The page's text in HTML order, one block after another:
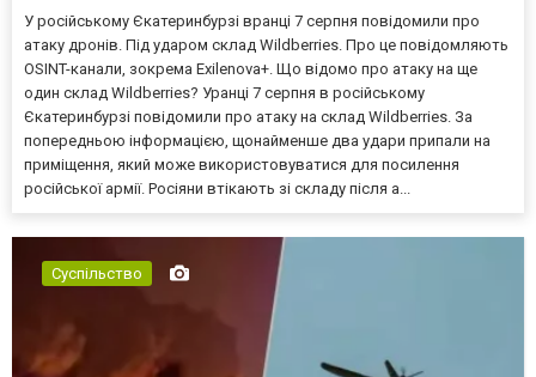
У російському Єкатеринбурзі вранці 7 серпня повідомили про
атаку дронів. Під ударом склад Wildberries. Про це повідомляють
OSINT-канали, зокрема Exilenova+. Що відомо про атаку на ще
один склад Wildberries? Уранці 7 серпня в російському
Єкатеринбурзі повідомили про атаку на склад Wildberries. За
попередньою інформацією, щонайменше два удари припали на
приміщення, який може використовуватися для посилення
російської армії. Росіяни втікають зі складу після а...
Суспільство